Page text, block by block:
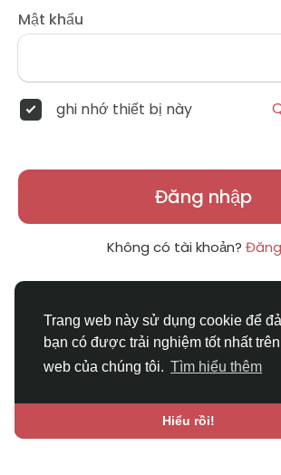
Trang web này sử dụng cookie để
bạn có được trải nghiệm tốt nhất
web của chúng tôi. Tìm hiểu thêm
Hiểu rồi!
Mật khẩu
ghi nhớ thiết bị này
Đăng nhập
Không có tài khoản?
Liên hệ chúng tôi•Bao Quát•Danh mục•
Chợ Tình•